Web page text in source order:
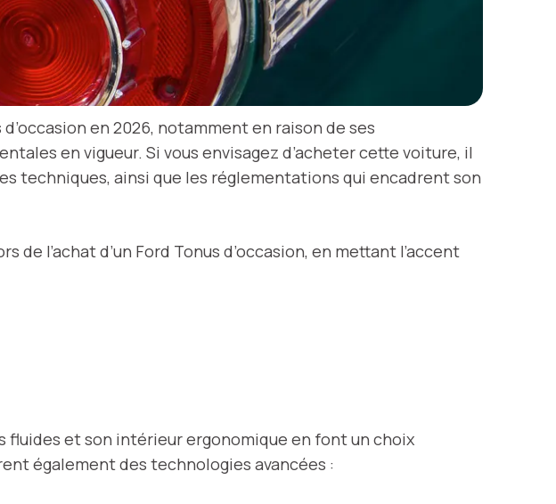
en 2026, notamment en raison de ses
en vigueur. Si vous envisagez d’acheter cette voiture, il
techniques, ainsi que les réglementations qui encadrent son
l’achat d’un Ford Tonus d’occasion, en mettant l’accent
fluides et son intérieur ergonomique en font un choix
également des technologies avancées :